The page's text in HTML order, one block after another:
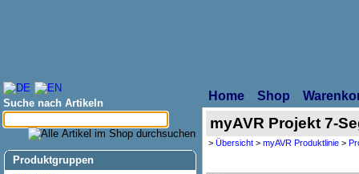
Suche nach Artikeln
Produktgruppen
Home Shop
myAVR Projekt 7-
> Übersicht > myAVR Produktlinie >